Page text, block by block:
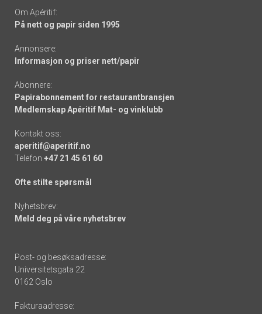
Om Apéritif:
På nett og papir siden 1995
Annonsere:
Informasjon og priser nett/papir
Abonnere:
Papirabonnement for restaurantbransjen
Medlemskap Apéritif Mat- og vinklubb
Kontakt oss:
aperitif@aperitif.no
Telefon +47 21 45 61 60
Ofte stilte spørsmål
Nyhetsbrev:
Meld deg på våre nyhetsbrev
Post- og besøksadresse:
Universitetsgata 22
0162 Oslo
Fakturaadresse: